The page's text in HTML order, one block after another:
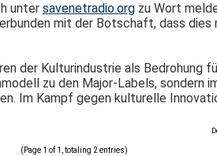
unter savenetradio.orgzu Wort
mit der Botschaft, dass
der Kulturindustrie als Bedrohung
zu den Major-Labels, sondern
Im Kampf gegen kulturelle
(Page 1 of 1, totaling 2 entries)